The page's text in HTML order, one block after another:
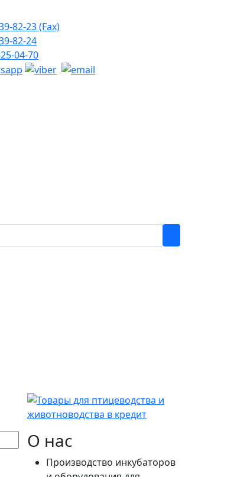
82-23 (Fax)
82-24
04-70
О нас
Производство инкубаторов